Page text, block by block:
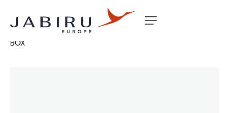
Accueil Non classé
BOX